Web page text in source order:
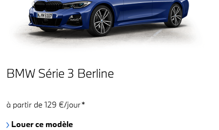
BMW Série 3 Berline
à partir de 129 €/jour*
Louer ce modèle